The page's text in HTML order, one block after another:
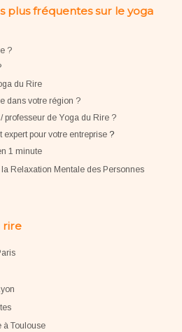
plus fréquentes sur le yoga
?
du Rire
dans votre région ?
professeur de Yoga du Rire ?
expert pour votre entreprise?
1 minute
Relaxation Mentale des Personnes
rire
à Toulouse